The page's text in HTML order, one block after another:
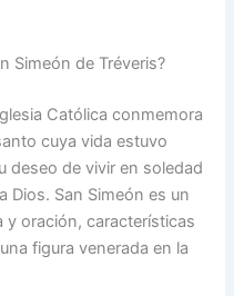
Simeón de Tréveris?
Católica conmemora
cuya vida estuvo
deseo de vivir en soledad
Dios. San Simeón es un
y oración, características
figura venerada en la